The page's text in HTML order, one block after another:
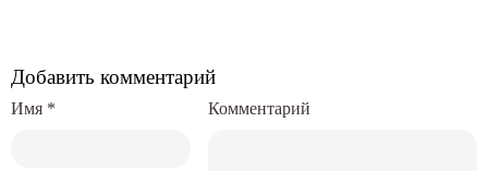
Добавить комментарий
Комментарий
Имя *